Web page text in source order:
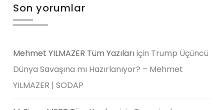
Son yorumlar
Mehmet YILMAZER Tüm Yazılarıiçin Trump Üçüncü
Dünya Savaşına mı Hazırlanıyor? – Mehmet
YILMAZER | SODAP